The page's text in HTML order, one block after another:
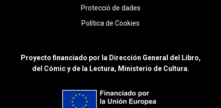
Protecció de dades
Política de Cookies
Proyecto financiado por la Dirección General del Libro,
del Cómic y de la Lectura, Ministerio de Cultura.